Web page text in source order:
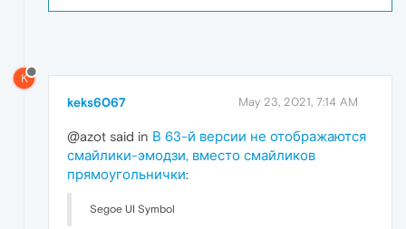
K
keks6067 May 23, 2021, 7:14 AM
@azot said in В 63-й версии не отображаются
смайлики-эмодзи, вместо смайликов
прямоугольнички:
Segoe UI Symbol